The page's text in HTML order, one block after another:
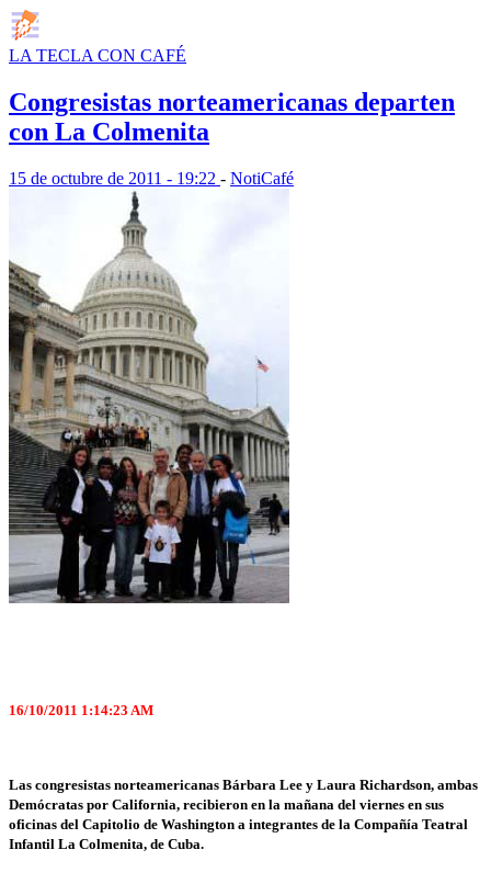
LA TECLA CON CAFÉ
Congresistas norteamericanas departen
con La Colmenita
15 de octubre de 2011 - 19:22 - NotiCafé
16/10/2011 1:14:23 AM
Las congresistas norteamericanas Bárbara Lee y Laura Richardson, ambas
Demócratas por California, recibieron en la mañana del viernes en sus
oficinas del Capitolio de Washington a integrantes de la Compañía Teatral
Infantil La Colmenita, de Cuba.